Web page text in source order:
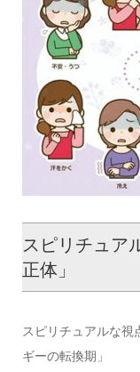
スピリチュア
正体」
スピリチュアルな視
ギーの転換期」